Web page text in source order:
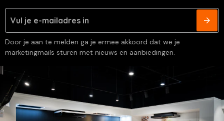
Door je aan te melden ga je ermee akkoord dat we je
marketingmails sturen met nieuws en aanbiedingen.